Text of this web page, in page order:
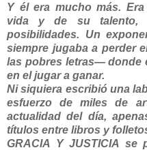
Y él era mucho más.
vida y de su talento,
posibilidades. Un
siempre jugaba a perder
las pobres letras— donde
en el jugar a ganar.
Ni siquiera escribió una
esfuerzo de miles de
actualidad del día,
títulos entre libros y
GRACIA Y JUSTICIA